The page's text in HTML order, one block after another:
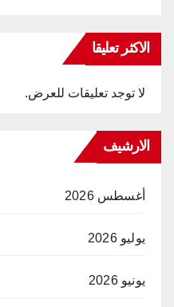
الاكثر تعليقا
لا توجد تعليقات للعرض.
الارشيف
أغسطس 2026
يوليو 2026
يونيو 2026